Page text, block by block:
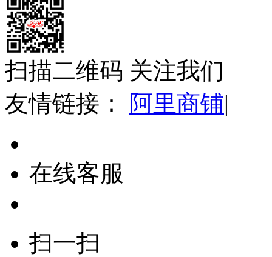
扫描二维码 关注我们
友情链接： 阿里商铺|
在线客服
扫一扫